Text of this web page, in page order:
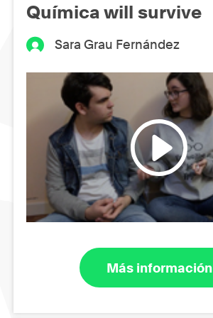
Química will survive
Sara Grau Fernández
Más información